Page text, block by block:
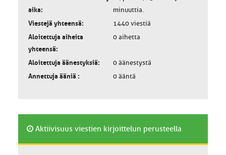
aika:
minuuttia.
Viestejä yhteensä:
1440 viestiä
Aloitettuja aiheita
yhteensä:
0 aihetta
Aloitettuja äänestyksiä:
0 äänestystä
Annettuja ääniä :
0 ääntä
Aktiivisuus viestien kirjoittelun perusteella